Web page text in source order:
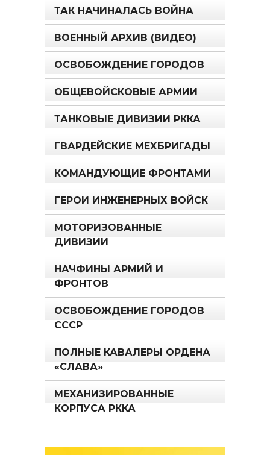
ТАК НАЧИНАЛАСЬ ВОЙНА
ВОЕННЫЙ АРХИВ (ВИДЕО)
ОСВОБОЖДЕНИЕ ГОРОДОВ
ОБЩЕВОЙСКОВЫЕ АРМИИ
ТАНКОВЫЕ ДИВИЗИИ РККА
ГВАРДЕЙСКИЕ МЕХБРИГАДЫ
КОМАНДУЮЩИЕ ФРОНТАМИ
ГЕРОИ ИНЖЕНЕРНЫХ ВОЙСК
МОТОРИЗОВАННЫЕ
ДИВИЗИИ
НАЧФИНЫ АРМИЙ И
ФРОНТОВ
ОСВОБОЖДЕНИЕ ГОРОДОВ
СССР
ПОЛНЫЕ КАВАЛЕРЫ ОРДЕНА
«СЛАВА»
МЕХАНИЗИРОВАННЫЕ
КОРПУСА РККА